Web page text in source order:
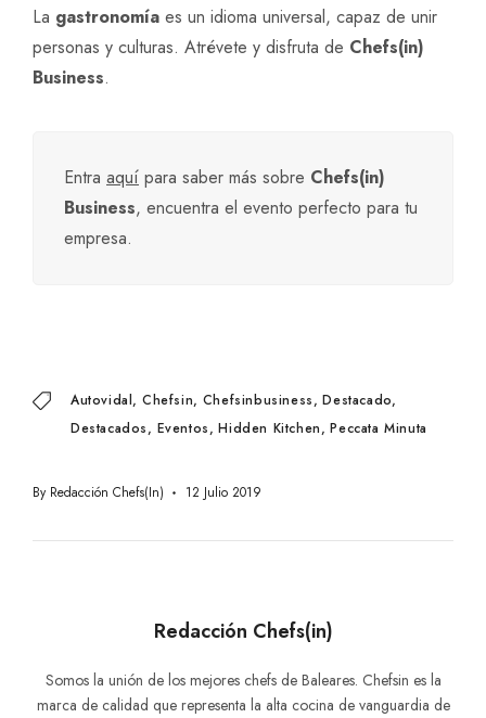
La gastronomía es un idioma universal, capaz de unir
personas y culturas. Atrévete y disfruta de Chefs(in)
Business.
Entra aquí para saber más sobre Chefs(in)
Business, encuentra el evento perfecto para tu
empresa.
Autovidal Chefsin Chefsinbusiness Destacado
Destacados
Eventos Hidden Kitchen Peccata Minuta
By Redacción Chefs(in) 12 Julio 2019
Redacción Chefs(in)
Somos la unión de los mejores chefs de Baleares. Chefsin es la
marca de calidad que representa la alta cocina de vanguardia de